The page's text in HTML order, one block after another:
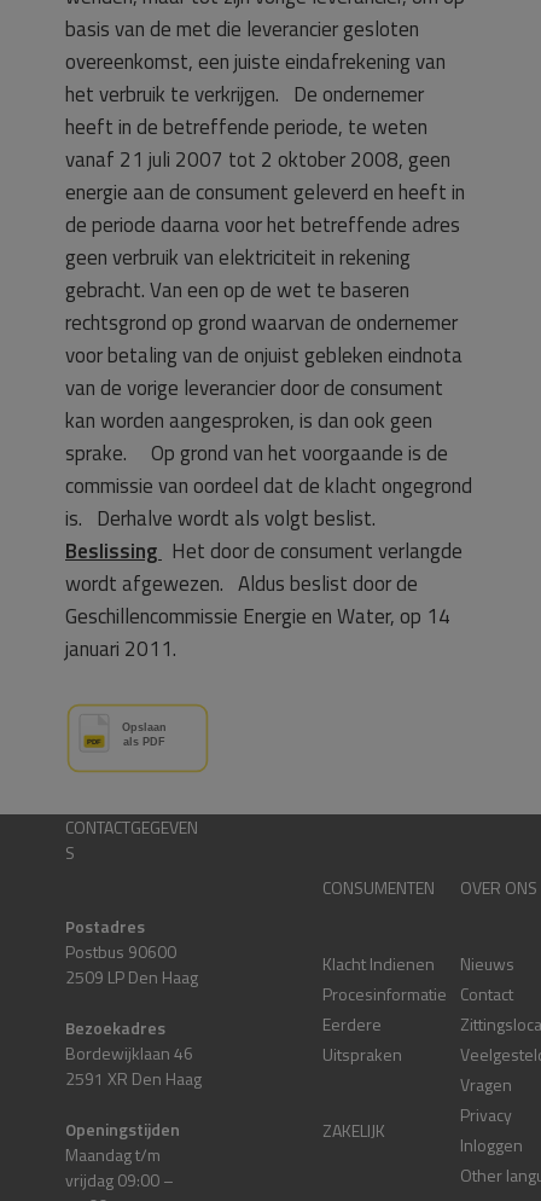
basis van de met die leverancier gesloten
overeenkomst, een juiste eindafrekening van
het verbruik te verkrijgen. De ondernemer
heeft in de betreffende periode, te weten
vanaf 21 juli 2007 tot 2 oktober 2008, geen
energie aan de consument geleverd en heeft in
de periode daarna voor het betreffende adres
geen verbruik van elektriciteit in rekening
gebracht. Van een op de wet te baseren
rechtsgrond op grond waarvan de ondernemer
voor betaling van de onjuist gebleken eindnota
van de vorige leverancier door de consument
kan worden aangesproken, is dan ook geen
sprake. Op grond van het voorgaande is de
commissie van oordeel dat de klacht ongegrond
is. Derhalve wordt als volgt beslist.
Beslissing Het door de consument verlangde
wordt afgewezen. Aldus beslist door de
Geschillencommissie Energie en Water, op 14
januari 2011.
CONTACTGEGEVEN
S
Postadres
Postbus 90600
2509 LP Den Haag
Bezoekadres
Bordewijklaan 46
2591 XR Den Haag
Openingstijden
Maandag t/m
vrijdag 09:00 –
CONSUMENTEN
Klacht Indienen
Procesinformatie
Eerdere
Uitspraken
ZAKELIJK
OVER ONS
Nieuws
Contact
Vragen
Privacy
Inloggen
Other